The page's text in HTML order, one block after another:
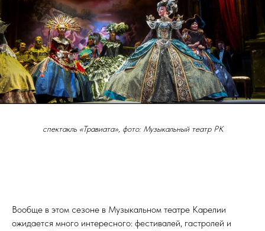
спектакль «Травиата», фото: Музыкальный театр РК
Вообще в этом сезоне в Музыкальном театре Карелии
ожидается много интересного: фестивалей, гастролей и